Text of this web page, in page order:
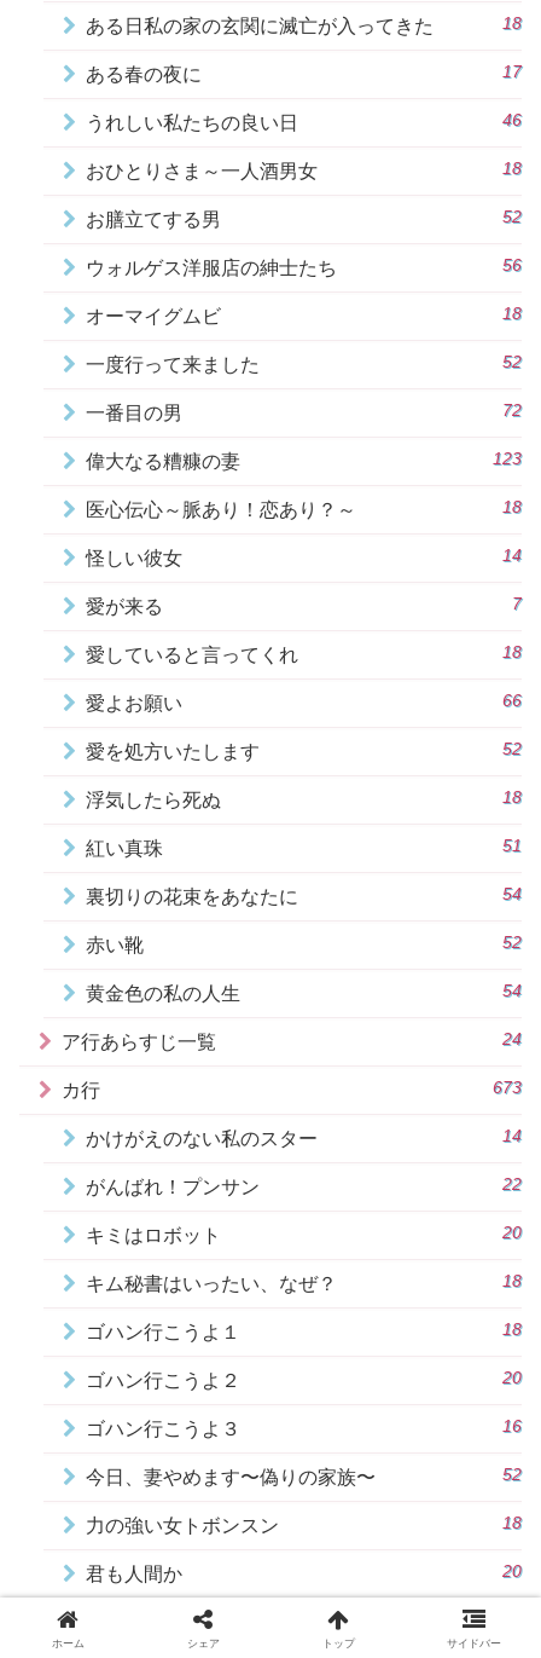
ある日私の家の玄関に滅亡が入ってきた 18
ある春の夜に 17
うれしい私たちの良い日 46
おひとりさま～一人酒男女 18
お膳立てする男 52
ウォルゲス洋服店の紳士たち 56
オーマイグムビ 18
一度行って来ました 52
一番目の男 72
偉大なる糟糠の妻 123
医心伝心～脈あり！恋あり？～ 18
怪しい彼女 14
愛が来る 7
愛していると言ってくれ 18
愛よお願い 66
愛を処方いたします 52
浮気したら死ぬ 18
紅い真珠 51
裏切りの花束をあなたに 54
赤い靴 52
黄金色の私の人生 54
ア行あらすじ一覧 24
カ行 673
かけがえのない私のスター 14
がんばれ！プンサン 22
キミはロボット 20
キム秘書はいったい、なぜ？ 18
ゴハン行こうよ１ 18
ゴハン行こうよ２ 20
ゴハン行こうよ３ 16
今日、妻やめます〜偽りの家族〜 52
力の強い女トボンスン 18
君も人間か 20
ホーム シェア トップ サイドバー